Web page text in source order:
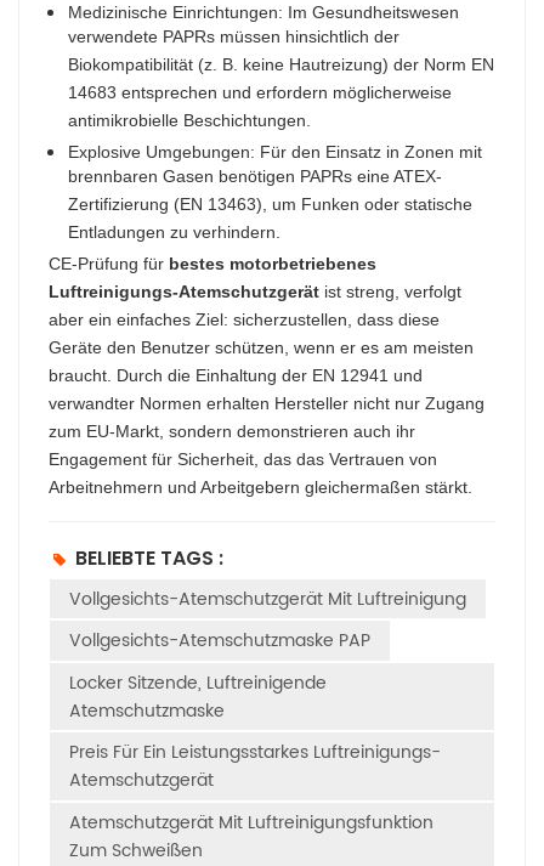
Medizinische Einrichtungen: Im Gesundheitswesen
verwendete PAPRs müssen hinsichtlich der
Biokompatibilität (z. B. keine Hautreizung) der Norm EN
14683 entsprechen und erfordern möglicherweise
antimikrobielle Beschichtungen.​
Explosive Umgebungen: Für den Einsatz in Zonen mit
brennbaren Gasen benötigen PAPRs eine ATEX-
Zertifizierung (EN 13463), um Funken oder statische
Entladungen zu verhindern.​​
CE-Prüfung für bestes motorbetriebenes
Luftreinigungs-Atemschutzgerät ist streng, verfolgt
aber ein einfaches Ziel: sicherzustellen, dass diese
Geräte den Benutzer schützen, wenn er es am meisten
braucht. Durch die Einhaltung der EN 12941 und
verwandter Normen erhalten Hersteller nicht nur Zugang
zum EU-Markt, sondern demonstrieren auch ihr
Engagement für Sicherheit, das das Vertrauen von
Arbeitnehmern und Arbeitgebern gleichermaßen stärkt.
BELIEBTE TAGS :
Vollgesichts-Atemschutzgerät Mit Luftreinigung
Vollgesichts-Atemschutzmaske PAP
Locker Sitzende, Luftreinigende
Atemschutzmaske
Preis Für Ein Leistungsstarkes Luftreinigungs-
Atemschutzgerät
Atemschutzgerät Mit Luftreinigungsfunktion
Zum Schweißen